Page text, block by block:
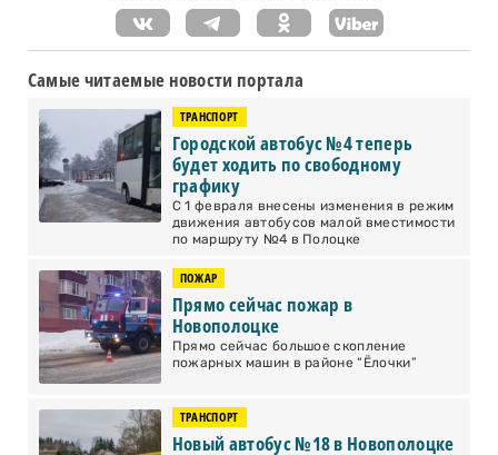
Самые читаемые новости портала
ТРАНСПОРТ
Городской автобус №4 теперь
будет ходить по свободному
графику
С 1 февраля внесены изменения в режим
движения автобусов малой вместимости
по маршруту №4 в Полоцке
ПОЖАР
Прямо сейчас пожар в
Новополоцке
Прямо сейчас большое скопление
пожарных машин в районе “Ёлочки”
ТРАНСПОРТ
Новый автобус №18 в Новополоцке